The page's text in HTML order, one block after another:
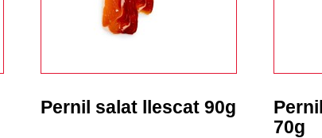
Pernil salat llescat 90g
70g